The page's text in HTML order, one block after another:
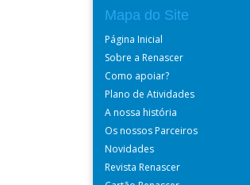
Mapa do Site
Página Inicial
Sobre a Renascer
Como apoiar?
Plano de Atividades
A nossa história
Os nossos Parceiros
Novidades
Revista Renascer